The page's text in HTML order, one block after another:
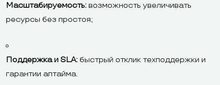
Масштабируемость: возможность увеличивать
ресурсы без простоя;
Поддержка и SLA: быстрый отклик техподдержки и
гарантии аптайма.